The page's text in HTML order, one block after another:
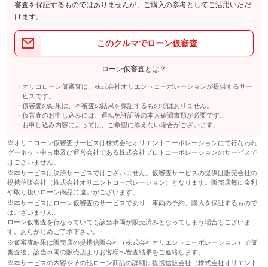
審査を保証するものではありませんが、ご購入の参考としてご活用いただ
けます。
このクルマでローン仮審査
ローン仮審査とは？
オリコローン仮審査は、株式会社オリエントコーポレーションが提供するサー
ビスです。
仮審査の結果は、本審査の結果を保証するものではありません。
仮審査のお申し込みには、運転免許証等の本人確認書類が必要です。
お申し込み内容によっては、ご希望に添えない場合がございます。
※オリコローン仮審査サービスは株式会社オリエントコーポレーションにて行なわれ
グーネット中古車及び運営会社である株式会社プロトコーポレーションのサービスで
はございません。
※本サービスは決済サービスではございません。仮審査サービスの提供は販売会社の
提携信販会社（株式会社オリエントコーポレーション）となります。販売店毎に金利
や取り扱いローン商品に違いがございます。
※本サービスはローン仮審査のサービスであり、車両の予約、購入を保証するもので
はございません。
ローン仮審査を行なっていても該当車両が販売済みとなってしまう場合もございま
す。あらかじめご了承下さい。
※仮審査結果は販売店の提携信販会社（株式会社オリエントコーポレーション）で仮
審査後、該当車両の販売店よりお客様へ審査結果をご連絡します。
※本サービスの内容やその他ローン商品の詳細は提携信販会社（株式会社オリエント